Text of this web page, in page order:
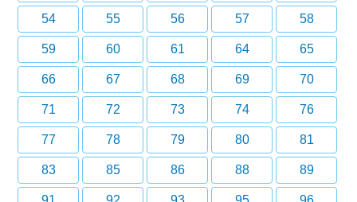
54 55 56 57 58
59 60 61 64 65
66 67 68 69 70
71 72 73 74 76
77 78 79 80 81
83 85 86 88 89